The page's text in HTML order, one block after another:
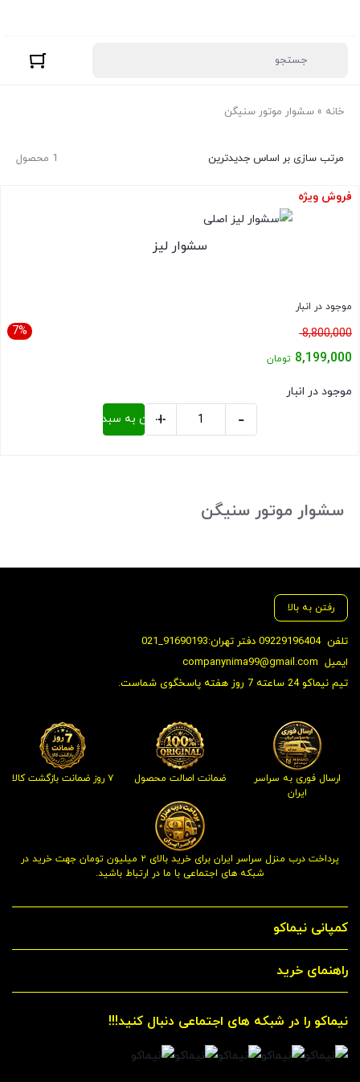
خانه » سشوار موتور سنیگن
1 محصول مرتب سازی بر اساس جدیدترین
فروش ویژه
سشوار لیز
موجود در انبار
7% 8,800,000قیمت
اصلی:
بود.
8,199,000 تومان
موجود در انبار
-
+
افزودن به سبد خرید
سشوار موتور سنیگن
رفتن به بالا
تلفن09229196404 دفتر تهران:91690193_021
ایمیل companynima99@gmail.com
تیم نیماکو 24 ساعته 7 روز هفته پاسخگوی شماست.
ارسال فوری به سراسر
ایران
ضمانت اصالت محصول ۷ روز ضمانت بازگشت کالا
پرداخت درب منزل سراسر ایران برای خرید بالای ۲ میلیون تومان جهت خرید در
شبکه های اجتماعی با ما در ارتباط باشید.
کمپانی نیماکو
راهنمای خرید
نیماکو را در شبکه های اجتماعی دنبال کنید!!!